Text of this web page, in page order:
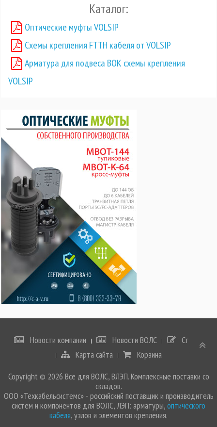
Каталог:
Оптические муфты VOLSIP
Схемы крепления FTTH кабеля от VOLSIP
Арматура для подвеса ВОК схемы крепления
VOLSIP
Новости компании Новости ВОЛС
Статьи
Карта сайта
Корзина
Copyright © 2026 Все для ВОЛС, ВЛЭП. Комплексные поставки со
складов.
ООО «Техкабельсистемс» - российский поставщик и производитель
систем и компонентов для ВОЛС, ЛЭП: арматуры,оптического
кабеля, узлов и элементов крепления.